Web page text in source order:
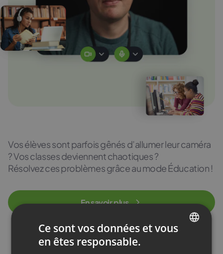
Vos élèves sont parfois gênés d’allumer leur caméra
? Vos classes deviennent chaotiques ?
Résolvez ces problèmes grâce au mode Éducation !
En savoir plus
Ce sont vos données et vous
en êtes responsable.